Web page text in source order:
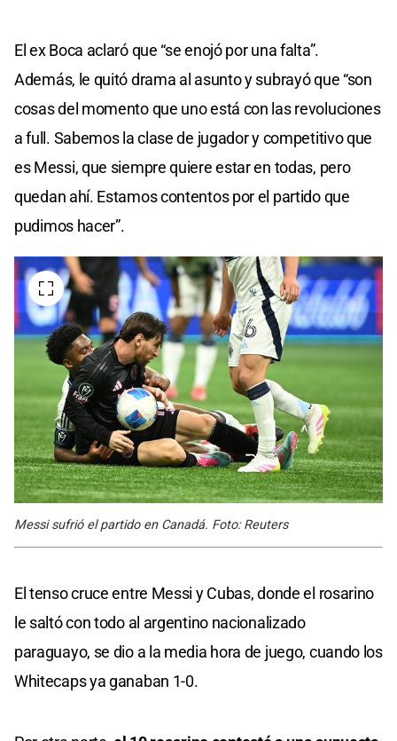
El ex Boca aclaró que “se enojó por una falta”.
Además, le quitó drama al asunto y subrayó que “son
cosas del momento que uno está con las revoluciones
a full. Sabemos la clase de jugador y competitivo que
es Messi, que siempre quiere estar en todas, pero
quedan ahí. Estamos contentos por el partido que
pudimos hacer”.
Messi sufrió el partido en Canadá. Foto: Reuters
El tenso cruce entre Messi y Cubas, donde el rosarino
le saltó con todo al argentino nacionalizado
paraguayo, se dio a la media hora de juego, cuando los
Whitecaps ya ganaban 1-0.